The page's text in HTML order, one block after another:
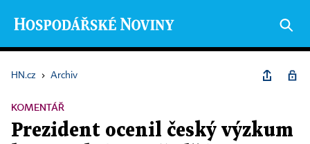
HN.cz › Archiv
KOMENTÁŘ
Prezident ocenil český výzkum